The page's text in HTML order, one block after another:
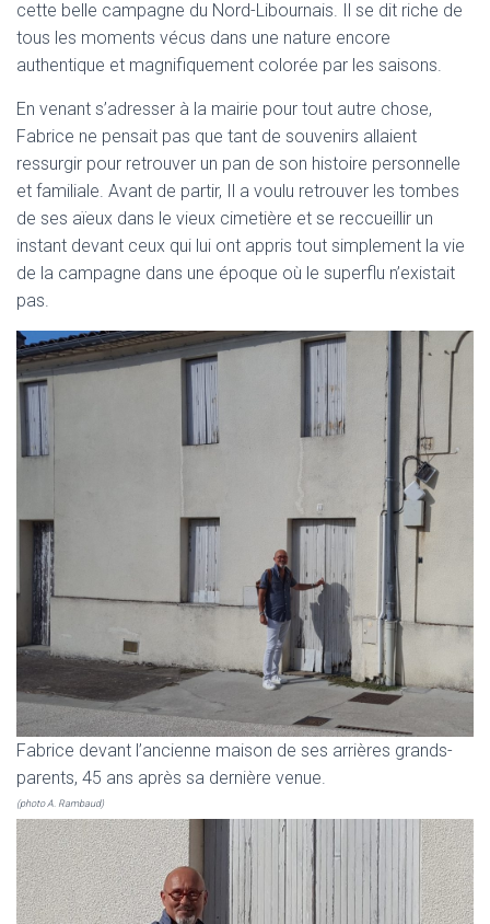
cette belle campagne du Nord-Libournais. Il se dit riche de
tous les moments vécus dans une nature encore
authentique et magnifiquement colorée par les saisons.
En venant s’adresser à la mairie pour tout autre chose,
Fabrice ne pensait pas que tant de souvenirs allaient
ressurgir pour retrouver un pan de son histoire personnelle
et familiale. Avant de partir, Il a voulu retrouver les tombes
de ses aïeux dans le vieux cimetière et se reccueillir un
instant devant ceux qui lui ont appris tout simplement la vie
de la campagne dans une époque où le superflu n’existait
pas.
Fabrice devant l’ancienne maison de ses arrières grands-
parents, 45 ans après sa dernière venue.
(photo A. Rambaud)